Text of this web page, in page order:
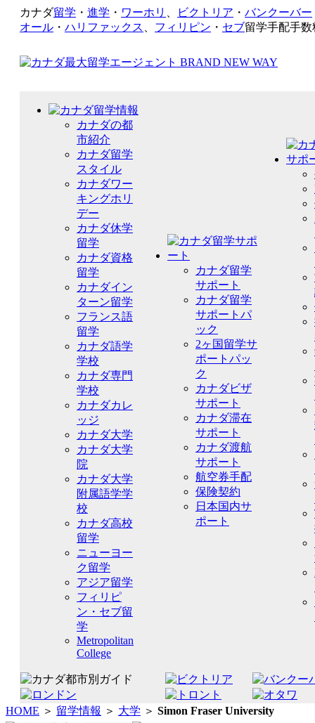
カナダ留学 ・ 進学 ・ ワーホリ ビクトリア ・ バンクーバー
オール ・ ハリファックス フィリピン ・ セブ留学手配手数
カナダの都
市紹介
カナダ留学
スタイル
カナダワー
キングホリ
デー
カナダ休学
留学
カナダ資格
留学
カナダイン
ターン留学
フランス語
留学
カナダ語学
学校
カナダ専門
学校
カナダカレ
ッジ
カナダ大学
カナダ大学
院
カナダ大学
附属語学学
校
カナダ高校
留学
ニューヨー
ク留学
アジア留学
フィリピ
ン・セブ留
学
Metropolitan
College
カナダ留学
サポート
カナダ留学
サポートパ
ック
2ヶ国留学サ
ポートパッ
ク
カナダビザ
サポート
カナダ滞在
サポート
カナダ渡航
サポート
航空券手配
保険契約
日本国内サ
ポート
HOME ＞ 留学情報 ＞ 大学 ＞ Simon Fraser University